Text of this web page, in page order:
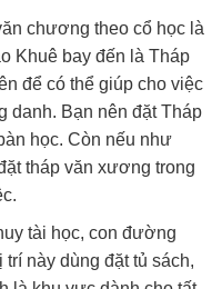
chương theo cổ học là
Khuê bay đến là Tháp
để có thể giúp cho việc
danh. Bạn nên đặt Tháp
học. Còn nếu như
tháp văn xương trong
tài học, con đường
này dùng đặt tủ sách,